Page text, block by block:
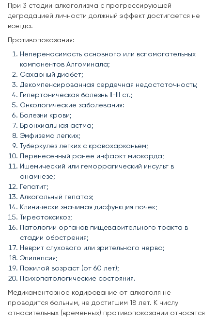
При 3 стадии алкоголизма с прогрессирующей
деградацией личности должный эффект достигается не
всегда.
Противопоказания:
Непереносимость основного или вспомогательных
компонентов Алгоминала;
Сахарный диабет;
Декомпенсированная сердечная недостаточность;
Гипертоническая болезнь II-III ст.;
Онкологические заболевания:
Болезни крови;
Бронхиальная астма;
Эмфизема легких;
Туберкулез легких с кровохарканьем;
Перенесенный ранее инфаркт миокарда;
Ишемический или геморрагический инсульт в
анамнезе;
Гепатит;
Алкогольный гепатоз;
Клинически значимая дисфункция почек;
Тиреотоксикоз;
Патологии органов пищеварительного тракта в
стадии обострения;
Неврит слухового или зрительного нерва;
Эпилепсия;
Пожилой возраст (от 60 лет);
Психопатологические состояния.
Медикаментозное кодирование от алкоголя не
проводится больным, не достигшим 18 лет. К числу
относительных (временных) противопоказаний относятся